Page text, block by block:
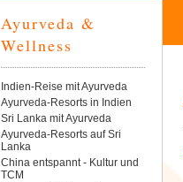
Ayurveda &
Wellness
Navigation
überspringen
Indien-Reise mit Ayurveda
Ayurveda-Resorts in Indien
Sri Lanka mit Ayurveda
Ayurveda-Resorts auf Sri
Lanka
China entspannt - Kultur und
TCM